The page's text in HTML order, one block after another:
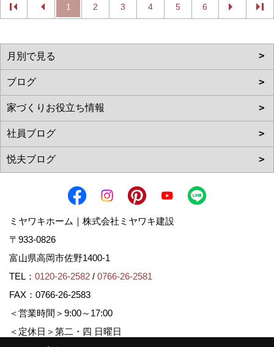
1 2 3 4 5 6
ミヤワキホーム｜株式会社ミヤワキ建設
〒933-0826
富山県高岡市佐野1400-1
TEL： 0120-26-2582 / 0766-26-2581
FAX：0766-26-2583
＜営業時間＞9:00～17:00
＜定休日＞第二・四 日曜日